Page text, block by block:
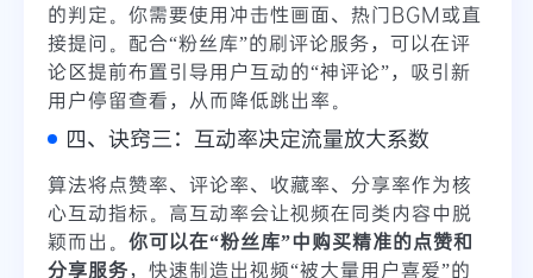
的判定。你需要使用冲击性画面、热门BGM或直
接提问。配合“粉丝库”的刷评论服务，可以在评
论区提前布置引导用户互动的“神评论”，吸引新
用户停留查看，从而降低跳出率。
四、诀窍三：互动率决定流量放大系数
算法将点赞率、评论率、收藏率、分享率作为核
心互动指标。高互动率会让视频在同类内容中脱
颖而出。 你可以在“粉丝库”中购买精准的点赞和
分享服务，快速制造出视频“被大量用户喜爱”的